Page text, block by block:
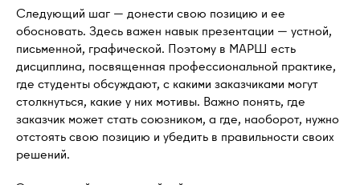
Следующий шаг — донести свою позицию и ее
обосновать. Здесь важен навык презентации — устной,
письменной, графической. Поэтому в МАРШ есть
дисциплина, посвященная профессиональной практике,
где студенты обсуждают, с какими заказчиками могут
столкнуться, какие у них мотивы. Важно понять, где
заказчик может стать союзником, а где, наоборот, нужно
отстоять свою позицию и убедить в правильности своих
решений.